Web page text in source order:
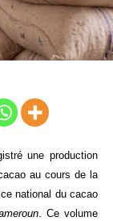
une production
au cours de la
national du cacao
. Ce volume